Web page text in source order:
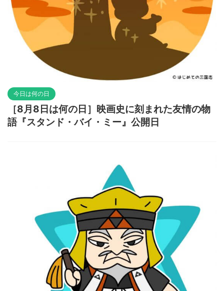
今日は何の日
［8月8日は何の日］映画史に刻まれた友情の物
語『スタンド・バイ・ミー』公開日